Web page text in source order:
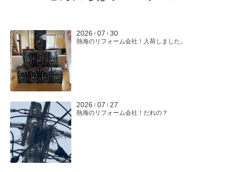
2026 / 07 / 30
熱海のリフォーム会社！入荷しました。
2026 / 07 / 27
熱海のリフォーム会社！だれの？